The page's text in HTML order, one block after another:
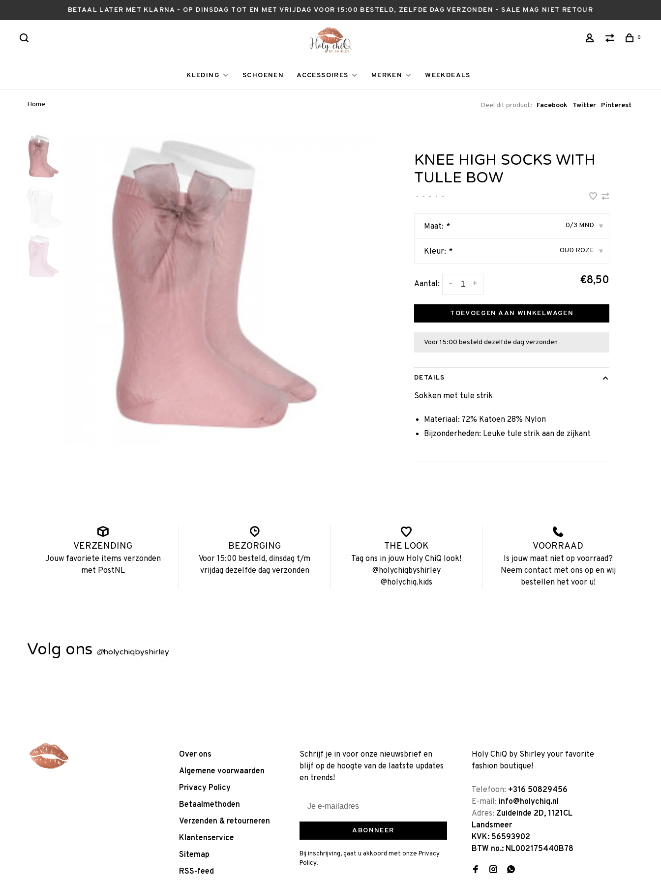
BETAAL LATER MET KLARNA - OP DINSDAG TOT EN MET VRIJDAG VOOR 15:00 BESTELD, ZELFDE DAG VERZONDEN - SALE MAG NIET RETOUR
0
KLEDING SCHOENEN ACCESSOIRES MERKEN WEEKDEALS
Home Deel dit product: Facebook Twitter Pinterest
KNEE HIGH SOCKS WITH
TULLE BOW
• • • • •
Maat: * 0/3 MND ▾
Kleur: * OUD ROZE ▾
Aantal: +
- €8,50
TOEVOEGEN AAN WINKELWAGEN
Voor 15:00 besteld dezelfde dag verzonden
DETAILS
Sokken met tule strik
Materiaal: 72% Katoen 28% Nylon
Bijzonderheden: Leuke tule strik aan de zijkant
VERZENDING
Jouw favoriete items verzonden
met PostNL
BEZORGING
Voor 15:00 besteld, dinsdag t/m
vrijdag dezelfde dag verzonden
THE LOOK
Tag ons in jouw Holy ChiQ look!
@holychiqbyshirley
@holychiq.kids
VOORRAAD
Is jouw maat niet op voorraad?
Neem contact met ons op en wij
bestellen het voor u!
Volg ons @holychiqbyshirley
Over ons
Algemene voorwaarden
Privacy Policy
Betaalmethoden
Verzenden & retourneren
Klantenservice
Sitemap
RSS-feed
Schrijf je in voor onze nieuwsbrief en
blijf op de hoogte van de laatste updates
en trends!
ABONNEER
Bij inschrijving, gaat u akkoord met onze Privacy
Policy.
Holy ChiQ by Shirley your favorite
fashion boutique!
Telefoon: +316 50829456
E-mail: info@holychiq.nl
Adres: Zuideinde 2D, 1121CL
Landsmeer
KVK: 56593902
BTW no.: NL002175440B78